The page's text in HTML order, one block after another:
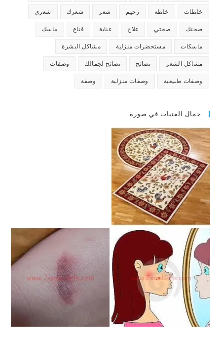
خلطات خلطة رجيم شعر شعرك شعري
صحتك صحتي علاج عناية قناع ماسك
ماسكات مستحضرات منزلية مشاكل البشرة
مشاكل الشعر نصائح نصائح لجمالك وصفات
وصفات طبيعية وصفات منزلية وصفة
جمال الفتيات في صورة